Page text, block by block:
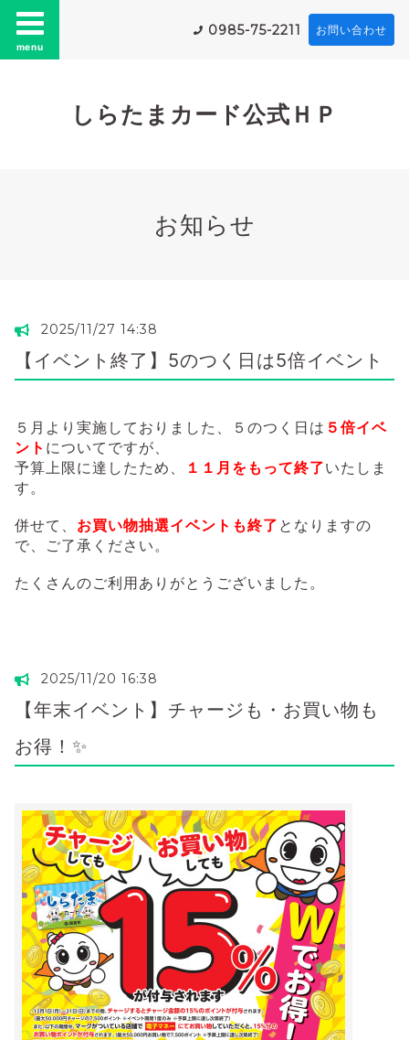
menu
0985-75-2211 お問い合わせ
しらたまカード公式ＨＰ
お知らせ
2025/11/27 14:38
【イベント終了】5のつく日は5倍イベント
５月より実施しておりました、５のつく日は ５倍イベ
ント についてですが、
予算上限に達したため、
１１月をもって終了いたしま
す。
併せて、 お買い物抽選イベントも終了 となりますの
で、ご了承ください。
たくさんのご利用ありがとうございました。
2025/11/20 16:38
【年末イベント】チャージも・お買い物も
お得！✨